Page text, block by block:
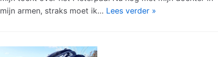
mijn armen, straks moet ik… Lees verder »